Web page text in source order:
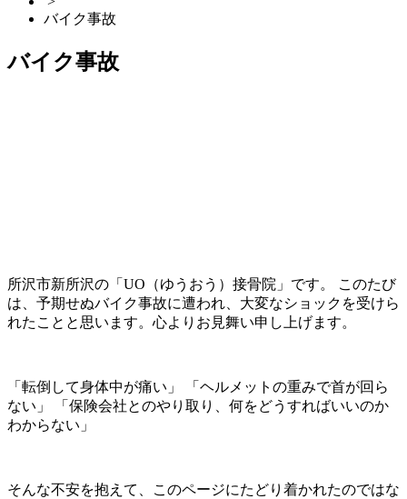
バイク事故
バイク事故
所沢市新所沢の「UO（ゆうおう）接骨院」です。 このたび
は、予期せぬバイク事故に遭われ、大変なショックを受けら
れたことと思います。心よりお見舞い申し上げます。
「転倒して身体中が痛い」 「ヘルメットの重みで首が回ら
ない」 「保険会社とのやり取り、何をどうすればいいのか
わからない」
そんな不安を抱えて、このページにたどり着かれたのではな